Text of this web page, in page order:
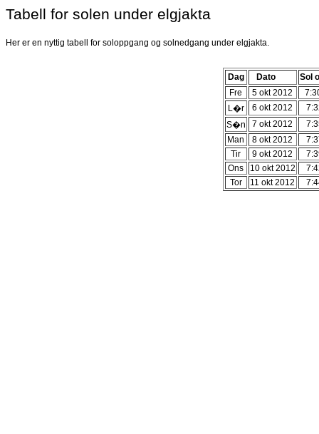
Tabell for solen under elgjakta
Her er en nyttig tabell for soloppgang og solnedgang under elgjakta.
Dag Dato
Sol
Fre
5 okt 2012
L�r
6 okt 2012
S�n
7 okt 2012
Man
8 okt 2012
Tir
9 okt 2012
Ons
10 okt 2012
Tor
11 okt 2012